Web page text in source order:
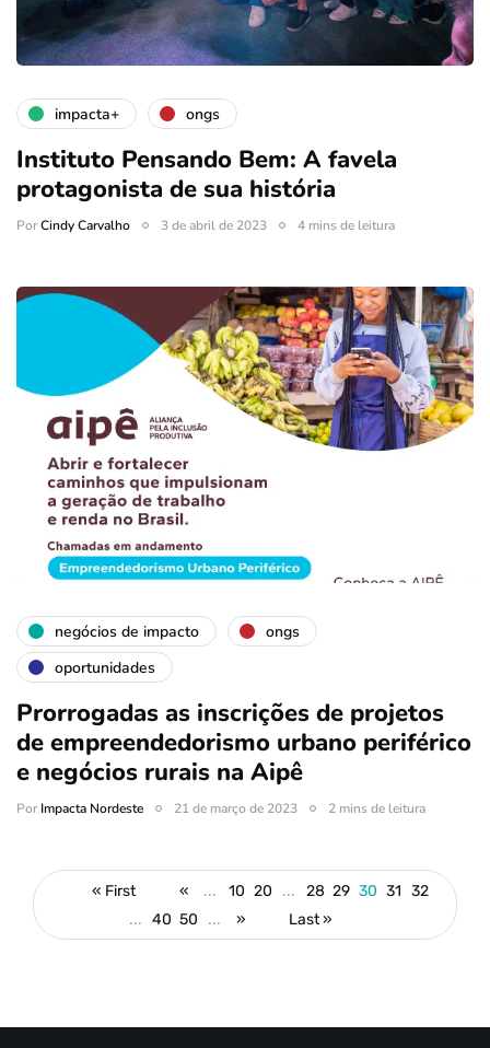
impacta+ ongs
Instituto Pensando Bem: A favela
protagonista de sua história
PorCindy Carvalho 3 de abril de 2023 4 mins de leitura
negócios de impacto
ongs
oportunidades
Prorrogadas as inscrições de projetos
de empreendedorismo urbano periférico
e negócios rurais na Aipê
PorImpacta Nordeste 21 de março de 2023 2 mins de leitura
« First « ... 10 20 ... 28 29 30 31 32
... 40 50 ... » Last »